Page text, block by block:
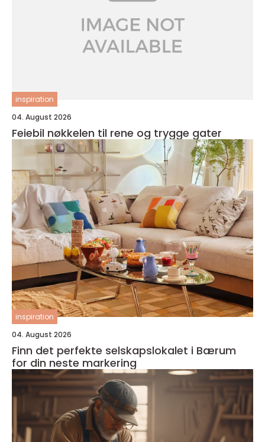
inspiration
04. August 2026
Feiebil nøkkelen til rene og trygge gater
inspiration
04. August 2026
Finn det perfekte selskapslokalet i Bærum
for din neste markering